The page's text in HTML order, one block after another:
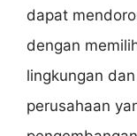
dapat
dengan
lingkungan
perusahaan